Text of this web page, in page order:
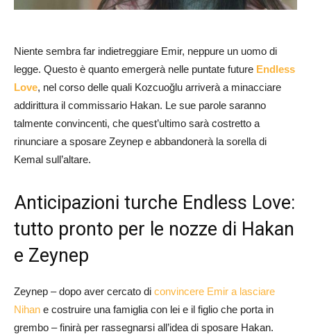
Niente sembra far indietreggiare Emir, neppure un uomo di
legge. Questo è quanto emergerà nelle puntate future Endless
Love, nel corso delle quali Kozcuoğlu arriverà a minacciare
addirittura il commissario Hakan. Le sue parole saranno
talmente convincenti, che quest’ultimo sarà costretto a
rinunciare a sposare Zeynep e abbandonerà la sorella di
Kemal sull’altare.
Anticipazioni turche Endless Love:
tutto pronto per le nozze di Hakan
e Zeynep
Zeynep – dopo aver cercato di convincere Emir a lasciare
Nihan e costruire una famiglia con lei e il figlio che porta in
grembo – finirà per rassegnarsi all’idea di sposare Hakan.